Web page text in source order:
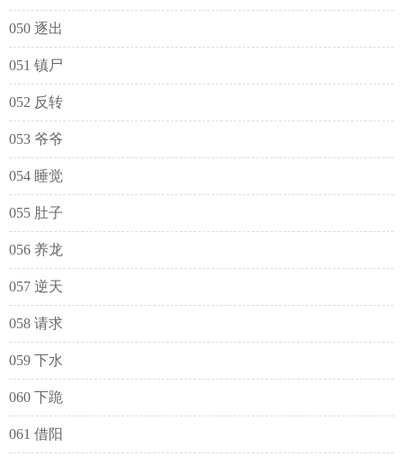
050 逐出
051 镇尸
052 反转
053 爷爷
054 睡觉
055 肚子
056 养龙
057 逆天
058 请求
059 下水
060 下跪
061 借阳